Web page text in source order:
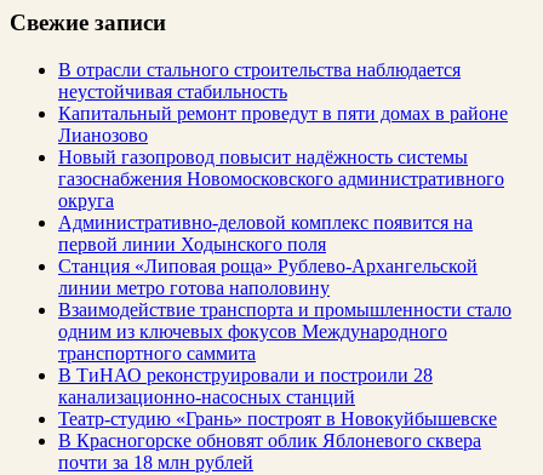
Свежие записи
В отрасли стального строительства наблюдается
неустойчивая стабильность
Капитальный ремонт проведут в пяти домах в районе
Лианозово
Новый газопровод повысит надёжность системы
газоснабжения Новомосковского административного
округа
Административно-деловой комплекс появится на
первой линии Ходынского поля
Станция «Липовая роща» Рублево-Архангельской
линии метро готова наполовину
Взаимодействие транспорта и промышленности стало
одним из ключевых фокусов Международного
транспортного саммита
В ТиНАО реконструировали и построили 28
канализационно-насосных станций
Театр-студию «Грань» построят в Новокуйбышевске
В Красногорске обновят облик Яблоневого сквера
почти за 18 млн рублей